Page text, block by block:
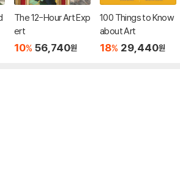
The 12-Hour Art Exp
ert
10% 56,740원
100 Things to Know
about Art
18% 29,440원